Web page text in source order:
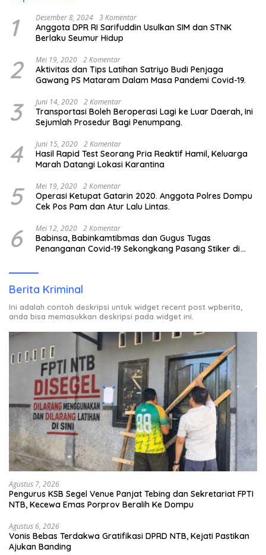
1 Desember 8, 2024 3 Komentar
Anggota DPR RI Sarifuddin Usulkan SIM dan STNK
Berlaku Seumur Hidup
2 Mei 19, 2020 2 Komentar
Aktivitas dan Tips Latihan Satriyo Budi Penjaga
Gawang PS Mataram Dalam Masa Pandemi Covid-19.
3 Juni 14, 2020 2 Komentar
Transportasi Boleh Beroperasi Lagi ke Luar Daerah, Ini
Sejumlah Prosedur Bagi Penumpang.
4 Juni 15, 2020 2 Komentar
Hasil Rapid Test Seorang Pria Reaktif Hamil, Keluarga
Marah Datangi Lokasi Karantina
5 Mei 19, 2020 2 Komentar
Operasi Ketupat Gatarin 2020. Anggota Polres Dompu
Cek Pos Pam dan Atur Lalu Lintas.
6 Mei 12, 2020 2 Komentar
Babinsa, Babinkamtibmas dan Gugus Tugas
Penanganan Covid-19 Sekongkang Pasang Stiker di
Berita Kriminal
Ini adalah contoh deskripsi untuk widget recent post wpberita,
anda bisa memasukkan deskripsi pada widget ini.
Agustus 7, 2026
Pengurus KSB Segel Venue Panjat Tebing dan Sekretariat FPTI
NTB, Kecewa Emas Porprov Beralih Ke Dompu
Agustus 6, 2026
Vonis Bebas Terdakwa Gratifikasi DPRD NTB, Kejati Pastikan
Ajukan Banding